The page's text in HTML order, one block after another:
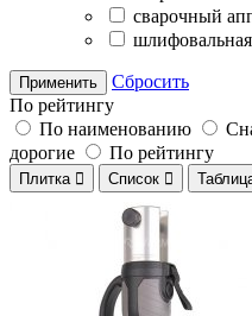
сварочный
Применить
Сбросить
По рейтингу
По наименованию
дорогие
По рейтингу
Плитка  Список 